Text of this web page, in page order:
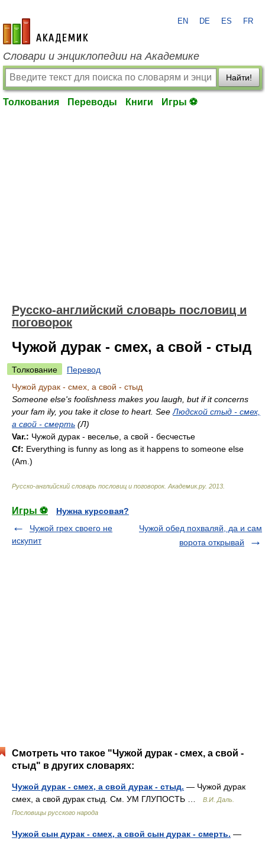
academic.ru
EN DE ES FR
Словари и энциклопедии на Академике
Найти!
Толкования Переводы Книги Игры ⚽
Русско-английский словарь пословиц и
поговорок
Чужой дурак - смех, а свой - стыд
Толкование
Перевод
Чужой дурак - смех, а свой - стыд
Someone else's foolishness makes you laugh, but if it concerns
your fam ily, you take it close to heart. See Людской стыд - смех,
а свой - смерть (Л)
Var.: Чужой дурак - веселье, а свой - бесчестье
Cf: Everything is funny as long as it happens to someone else
(Am. )
Русско-английский словарь пословиц и поговорок. Академик.ру. 2013
Игры ⚽
Нужна курсовая?
Чужой грех своего не
искупит
Чужой обед похваляй, да и сам
ворота открывай
Смотреть что такое "Чужой дурак - смех, а свой -
стыд" в других словарях:
Чужой дурак - смех, а свой дурак - стыд. — Чужой дурак
смех, а свой дурак стыд. См. УМ ГЛУПОСТЬ …
В.И. Даль.
Пословицы русского народа
Чужой сын дурак - смех, а свой сын дурак - смерть. —